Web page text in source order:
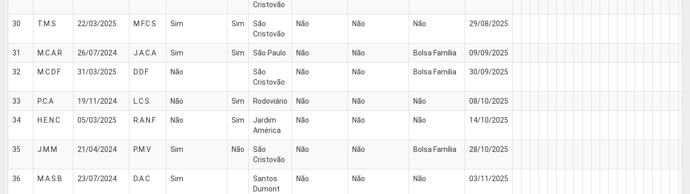
Cristovão
30 T.M.S 22/03/2025 M.F.C.S Sim Sim
São
Cristovão
Não Não Não 29/08/2025
31 M.C.A.R 26/07/2024 J.A.C.A Sim Sim São Paulo Não Não Bolsa Família 09/09/2025
32 M.C.D.F 31/03/2025 D.D.F Não
São
Cristovão
Não Não Bolsa Família 30/09/2025
33 P.C.A 19/11/2024 L.C.S Não Sim Rodoviário Não Não Não 08/10/2025
34 H.E.N.C 05/03/2025 R.A.N.F Não Sim
Jardim
América
Não Não Não 14/10/2025
35 J.M.M 21/04/2024 P.M.V Sim Não
São
Cristovão
Não Não Bolsa Família 28/10/2025
36 M.A.S.B 23/07/2024 D.A.C Sim
Santos
Dumont
Não Não Não 03/11/2025